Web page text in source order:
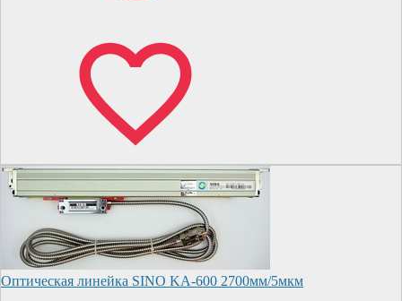
Оптическая линейка SINO KA-600 2700мм/5мкм